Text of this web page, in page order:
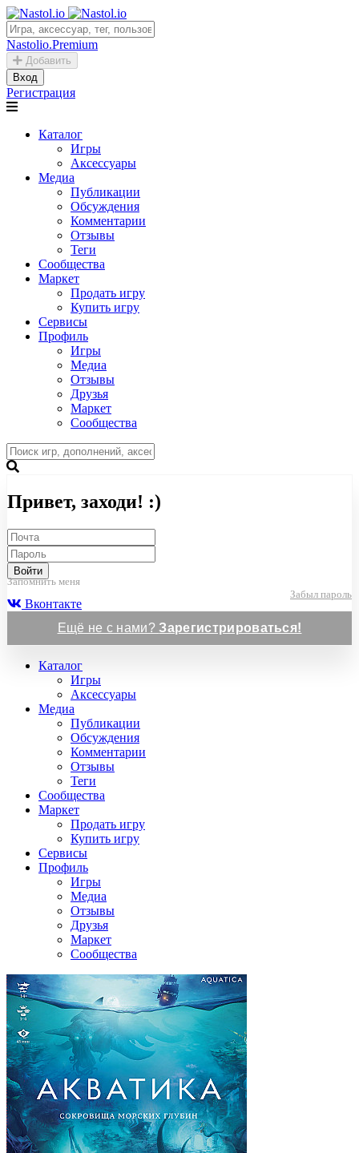
Nastolio.Premium
Добавить
Вход
Регистрация
Каталог
Игры
Аксессуары
Медиа
Публикации
Обсуждения
Комментарии
Отзывы
Теги
Сообщества
Маркет
Продать игру
Купить игру
Сервисы
Профиль
Игры
Медиа
Отзывы
Друзья
Маркет
Сообщества
Привет, заходи! :)
Войти
Запомнить меня
Забыл пароль
Вконтакте
Ещё не с нами?Зарегистрироваться!
Каталог
Игры
Аксессуары
Медиа
Публикации
Обсуждения
Комментарии
Отзывы
Теги
Сообщества
Маркет
Продать игру
Купить игру
Сервисы
Профиль
Игры
Медиа
Отзывы
Друзья
Маркет
Сообщества